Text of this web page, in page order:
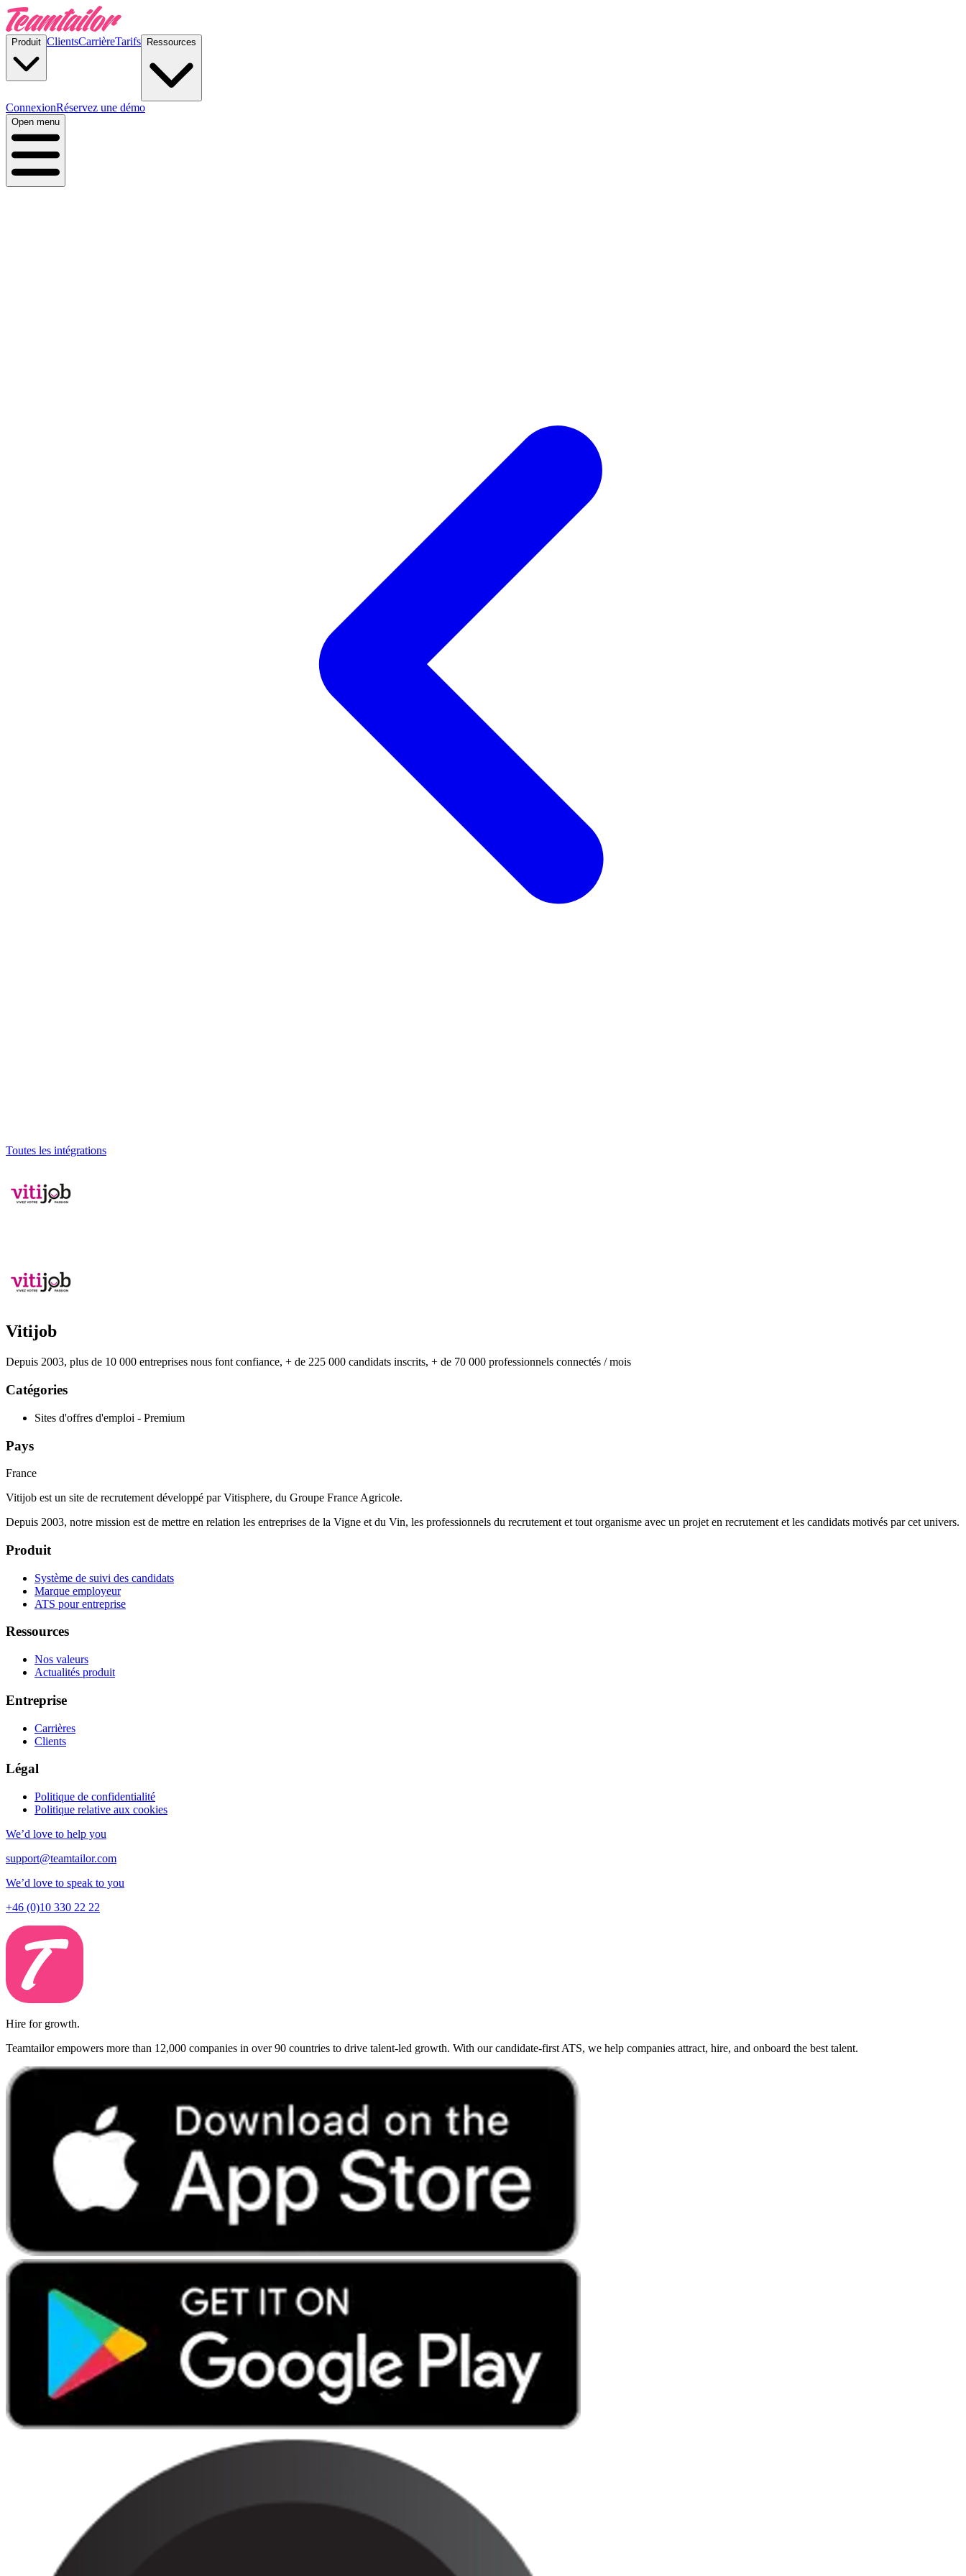
Produit ClientsCarrièreTarifs Ressources
ConnexionRéservez une démo
Open menu
Toutes les intégrations
Vitijob
Depuis 2003, plus de 10 000 entreprises nous font confiance, + de 225 000 candidats inscrits, + de 70 000 professionnels connectés / mois
Catégories
Sites d'offres d'emploi - Premium
Pays
France
Vitijob est un site de recrutement développé par Vitisphere, du Groupe France Agricole.
Depuis 2003, notre mission est de mettre en relation les entreprises de la Vigne et du Vin, les professionnels du recrutement et tout organisme avec un projet en recrutement et les candidats motivés par cet univers.
Produit
Système de suivi des candidats
Marque employeur
ATS pour entreprise
Ressources
Nos valeurs
Actualités produit
Entreprise
Carrières
Clients
Légal
Politique de confidentialité
Politique relative aux cookies
We’d love to help you
support@teamtailor.com
We’d love to speak to you
+46 (0)10 330 22 22
Hire for growth.
Teamtailor empowers more than 12,000 companies in over 90 countries to drive talent-led growth. With our candidate-first ATS, we help companies attract, hire, and onboard the best talent.